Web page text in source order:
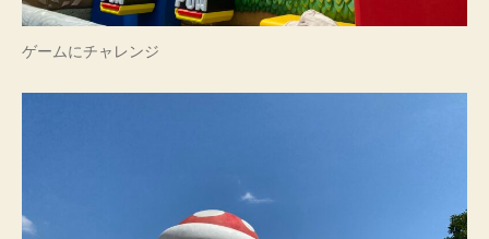
ゲームにチャレンジ